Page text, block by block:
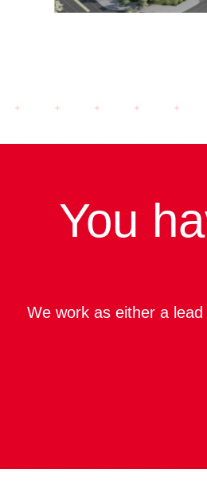
You
We work as either a